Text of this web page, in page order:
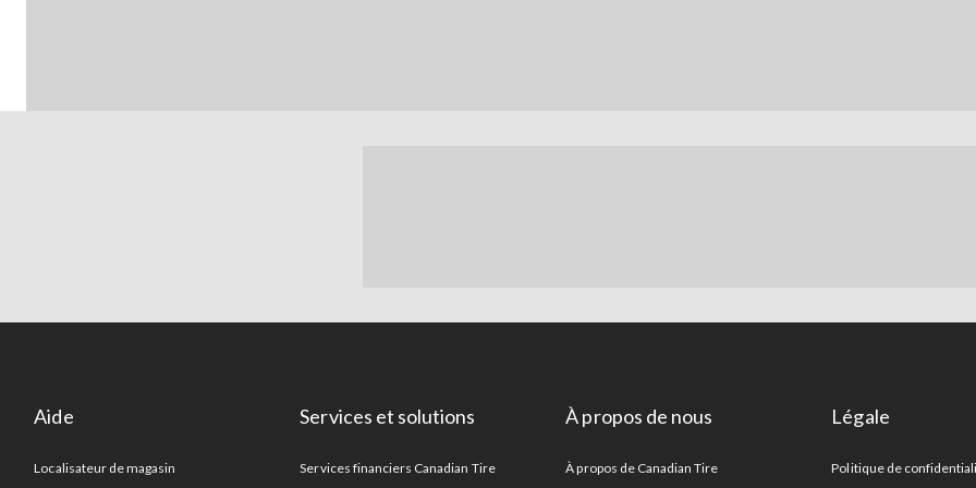
Aide
Localisateur de magasin
Services et solutions
Services financiers Canadian Tire
À propos de nous
À propos de Canadian Tire
Légale
Politique de